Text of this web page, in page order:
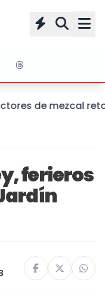
de mezcal
ferieros